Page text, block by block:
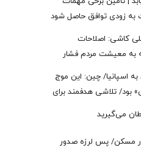
زودی توافق حاصل شود
کاشی: اصلاحات
به معیشت مردم فشار
اسپانیا/ چین: این موج
بود/ تلاشی هدفمند برای
می‌گیرید
دومین خرابکاری آقای شهردار در بازار مسکن/ پس لرزه صدور